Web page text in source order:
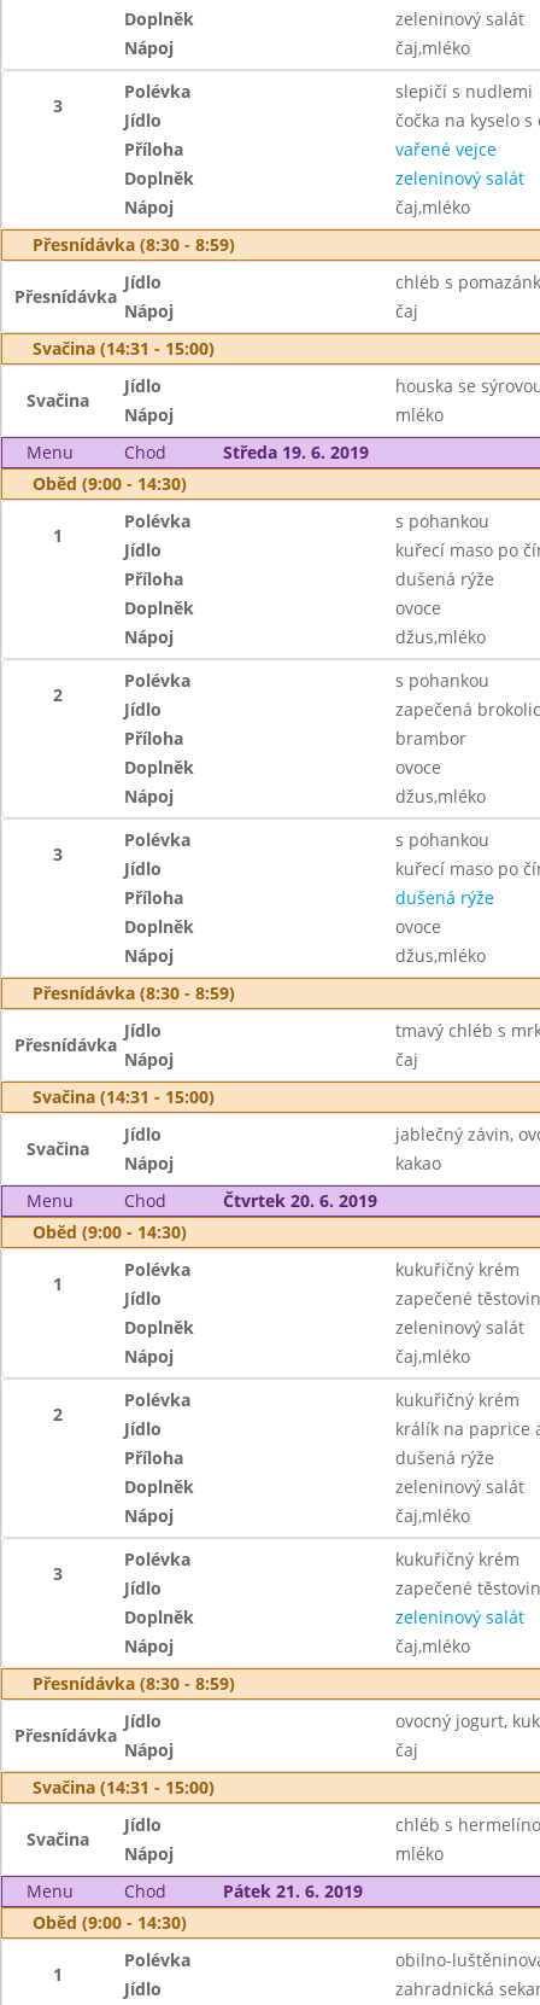
Doplněk
zeleninový salát
Nápoj
čaj,mléko
3
Polévka
slepičí s nudlemi
Jídlo
čočka na kyselo
Příloha
vařené vejce
Doplněk
zeleninový salát
Nápoj
čaj,mléko
Přesnídávka (8:30 - 8:59)
Přesnídávka
Jídlo
chléb s
Nápoj
čaj
Svačina (14:31 - 15:00)
Svačina
Jídlo
houska se
Nápoj
mléko
Menu
Chod
Středa 19. 6. 2019
Oběd (9:00 - 14:30)
1
Polévka
s pohankou
Jídlo
kuřecí maso po
Příloha
dušená rýže
Doplněk
ovoce
Nápoj
džus,mléko
2
Polévka
s pohankou
Jídlo
zapečená
Příloha
brambor
Doplněk
ovoce
Nápoj
džus,mléko
3
Polévka
s pohankou
Jídlo
kuřecí maso po
Příloha
dušená rýže
Doplněk
ovoce
Nápoj
džus,mléko
Přesnídávka (8:30 - 8:59)
Přesnídávka
Jídlo
tmavý chléb s
Nápoj
čaj
Svačina (14:31 - 15:00)
Svačina
Jídlo
jablečný závin,
Nápoj
kakao
Menu
Chod
Čtvrtek 20. 6. 2019
Oběd (9:00 - 14:30)
1
Polévka
kukuřičný krém
Jídlo
zapečené
Doplněk
zeleninový salát
Nápoj
čaj,mléko
2
Polévka
kukuřičný krém
Jídlo
králík na paprice
Příloha
dušená rýže
Doplněk
zeleninový salát
Nápoj
čaj,mléko
3
Polévka
kukuřičný krém
Jídlo
zapečené
Doplněk
zeleninový salát
Nápoj
čaj,mléko
Přesnídávka (8:30 - 8:59)
Přesnídávka
Jídlo
ovocný jogurt,
Nápoj
čaj
Svačina (14:31 - 15:00)
Svačina
Jídlo
chléb s
Nápoj
mléko
Menu
Chod
Pátek 21. 6. 2019
Oběd (9:00 - 14:30)
1
Polévka
obilno-
Jídlo
zahradnická